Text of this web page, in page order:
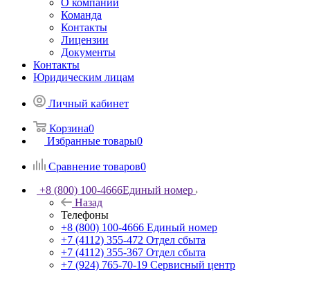
О компании
Команда
Контакты
Лицензии
Документы
Контакты
Юридическим лицам
Личный кабинет
Корзина0
Избранные товары0
Сравнение товаров0
+8 (800) 100-4666Единый номер
Назад
Телефоны
+8 (800) 100-4666 Единый номер
+7 (4112) 355-472 Отдел сбыта
+7 (4112) 355-367 Отдел сбыта
+7 (924) 765-70-19 Сервисный центр